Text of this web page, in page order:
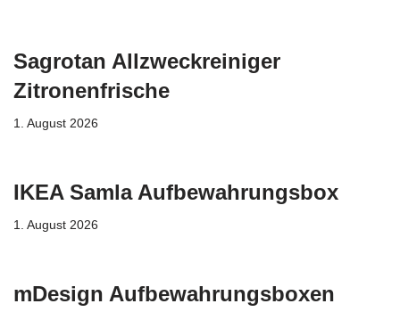
Sagrotan Allzweckreiniger
Zitronenfrische
1. August 2026
IKEA Samla Aufbewahrungsbox
1. August 2026
mDesign Aufbewahrungsboxen